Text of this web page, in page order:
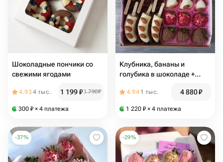
Шоколадные пончики со
свежими ягодами
4.934 тыс. 1 199₽1 790₽
300 ₽ × 4 платежа
Клубника, бананы и
голубика в шоколаде +
румяна MACARON
4.94 1 тыс. 4 880₽
1 220 ₽ × 4 платежа
-37% -29%